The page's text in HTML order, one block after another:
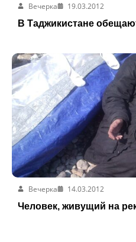
Вечерка
19.03.2012
В Таджикистане
Вечерка
14.03.2012
Человек, живущий на